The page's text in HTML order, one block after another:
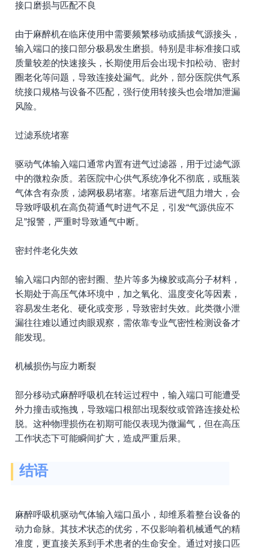
接口磨损与匹配不良
由于麻醉机在临床使用中需要频繁移动或插拔气源接头，
输入端口的接口部分极易发生磨损。特别是非标准接口或
质量较差的快速接头，长期使用后会出现卡扣松动、密封
圈老化等问题，导致连接处漏气。此外，部分医院供气系
统接口规格与设备不匹配，强行使用转接头也会增加泄漏
风险。
过滤系统堵塞
驱动气体输入端口通常内置有进气过滤器，用于过滤气源
中的微粒杂质。若医院中心供气系统净化不彻底，或瓶装
气体含有杂质，滤网极易堵塞。堵塞后进气阻力增大，会
导致呼吸机在高负荷通气时进气不足，引发“气源供应不
足”报警，严重时导致通气中断。
密封件老化失效
输入端口内部的密封圈、垫片等多为橡胶或高分子材料，
长期处于高压气体环境中，加之氧化、温度变化等因素，
容易发生老化、硬化或变形，导致密封失效。此类微小泄
漏往往难以通过肉眼观察，需依靠专业气密性检测设备才
能发现。
机械损伤与应力断裂
部分移动式麻醉呼吸机在转运过程中，输入端口可能遭受
外力撞击或拖拽，导致端口根部出现裂纹或管路连接处松
脱。这种物理损伤在初期可能仅表现为微漏气，但在高压
工作状态下可能瞬间扩大，造成严重后果。
结语
麻醉呼吸机驱动气体输入端口虽小，却维系着整台设备的
动力命脉。其技术状态的优劣，不仅影响着机械通气的精
准度，更直接关系到手术患者的生命安全。通过对接口匹